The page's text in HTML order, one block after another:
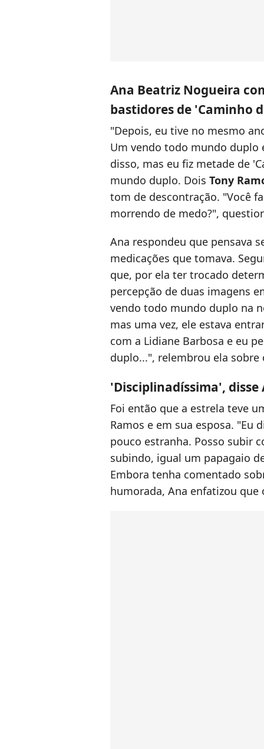
Ana Beatriz Nogueira
bastidores de 'Caminho
"Depois, eu tive no mesmo
Um vendo todo mundo duplo
disso, mas eu fiz metade de
mundo duplo. Dois Tony
tom de descontração. "Você
morrendo de medo?",
Ana respondeu que pensava
medicações que tomava.
que, por ela ter trocado
percepção de duas imagens
vendo todo mundo duplo na
mas uma vez, ele estava
com a Lidiane Barbosa e eu
duplo...", relembrou ela
'Disciplinadíssima',
Foi então que a estrela teve
Ramos e em sua esposa. "Eu
pouco estranha. Posso subir
subindo, igual um papagaio
Embora tenha comentado
humorada, Ana enfatizou